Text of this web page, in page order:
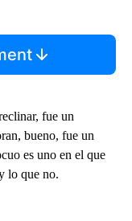
fue un
bueno, fue un
es uno en el que
lo que no.